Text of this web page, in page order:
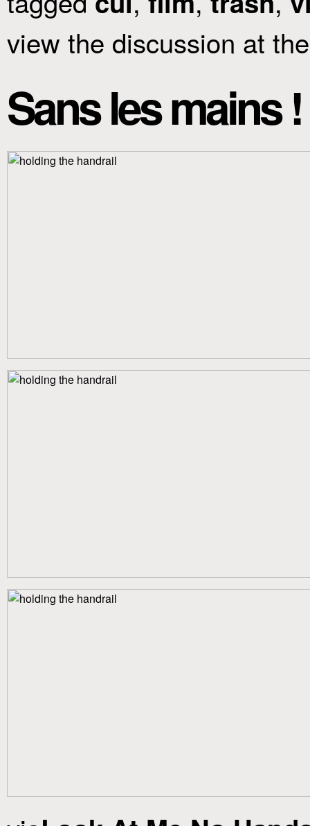
view the discussion at
Sans les mains !